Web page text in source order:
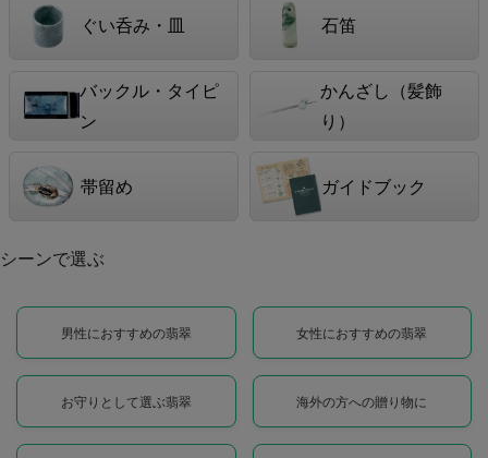
ぐい呑み・皿 石笛
バックル・タイピ
ン
かんざし（髪飾
り）
帯留め ガイドブック
シーンで選ぶ
男性におすすめの翡翠 女性におすすめの翡翠
お守りとして選ぶ翡翠 海外の方への贈り物に